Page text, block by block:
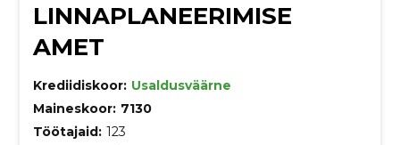
LINNAPLANEERIMISE
AMET
Krediidiskoor: Usaldusväärne
Maineskoor: 7130
Töötajaid: 123